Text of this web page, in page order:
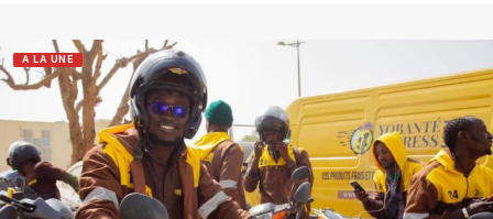
A LA UNE